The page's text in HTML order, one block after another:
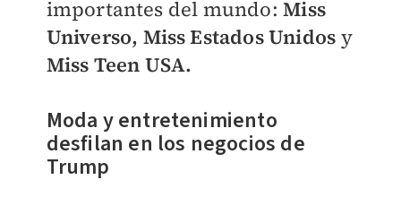
importantes del mundo:Miss
Universo, Miss Estados Unidos y
Miss Teen USA.
Moda y entretenimiento
desfilan en los negocios de
Trump